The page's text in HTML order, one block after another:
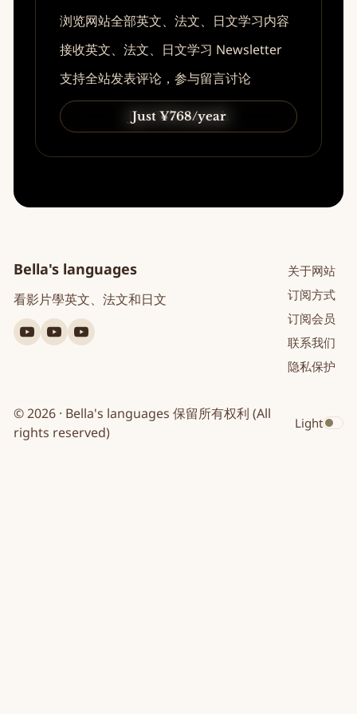
Bella's languages
浏览网站全部英文、法文、日文学习内容
接收英文、法文、日文学习 Newsletter
支持全站发表评论，参与留言讨论
Just ¥74/month
Just ¥768/year
Bella's languages
看影片學英文、法文和日文
YouTube
英
YouTube
法
YouTube
日
关于网站
订阅方式
订阅会员
联系我们
隐私保护
© 2026 · Bella's languages 保留所有权利 (All
rights reserved)
Toggle
Light